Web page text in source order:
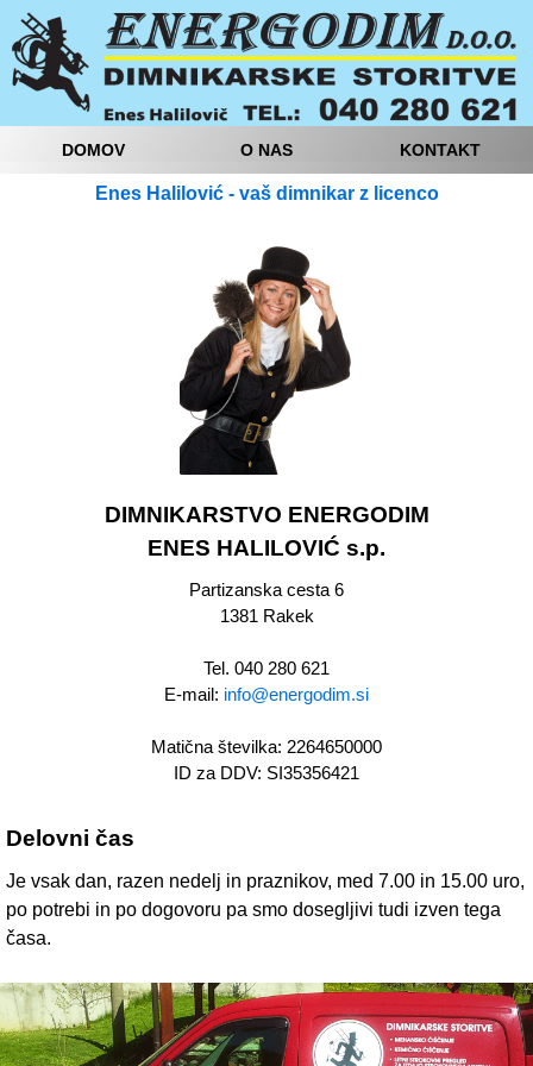
DOMOV O NAS KONTAKT
Enes Halilović - vaš dimnikar z licenco
DIMNIKARSTVO ENERGODIM
ENES HALILOVIĆ s.p.
Partizanska cesta 6
1381 Rakek
Tel. 040 280 621
E-mail: info@energodim.si
Matična številka: 2264650000
ID za DDV: SI35356421
Delovni čas
Je vsak dan, razen nedelj in praznikov, med 7.00 in 15.00 uro,
po potrebi in po dogovoru pa smo dosegljivi tudi izven tega
časa.